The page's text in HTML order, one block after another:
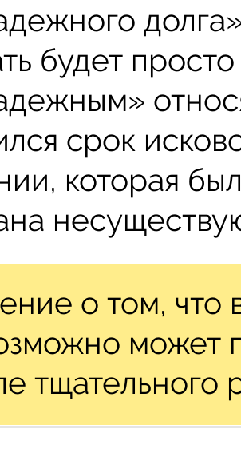
будет
срок
которая
о том, что
может
тщательного